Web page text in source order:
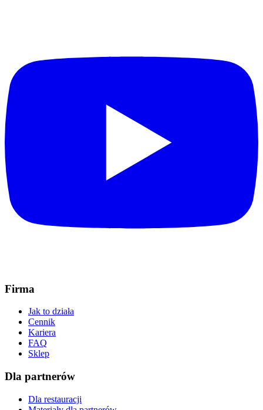
Firma
Jak to działa
Cennik
Kariera
FAQ
Sklep
Dla partnerów
Dla restauracji